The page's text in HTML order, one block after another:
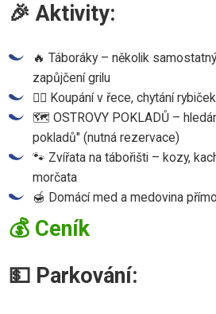
🎉 Aktivity:
🔥 Táboráky – několik
zapůjčení grilu
🏊‍♂️ Koupání v řece, chytání
🗺️ OSTROVY POKLADŮ –
pokladů" (nutná rezervace)
🐾 Zvířata na tábořišti – kozy,
morčata
🍯 Domácí med a medovina
💰 Ceník
💵 Parkování: